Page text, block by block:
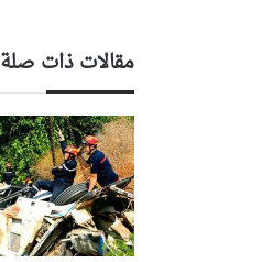
مقالات ذات صلة